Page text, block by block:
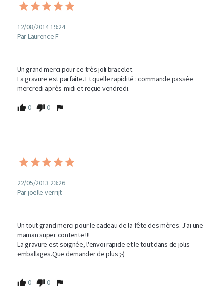
12/08/2014 19:24
Par Laurence F
Un grand merci pour ce très joli bracelet.
La gravure est parfaite. Et quelle rapidité : commande passée
mercredi après-midi et reçue vendredi.
0 0
22/05/2013 23:26
Par joelle verrijt
Un tout grand merci pour le cadeau de la fête des mères. J'ai une
maman super contente !!!
La gravure est soignée, l'envoi rapide et le tout dans de jolis
emballages.Que demander de plus ;-)
0 0